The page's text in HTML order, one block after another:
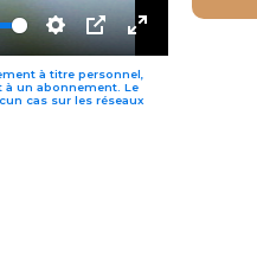
SETTINGS
PIP ENTER
FULLSCREEN
à titre personnel,
à un abonnement. Le
cas sur les réseaux